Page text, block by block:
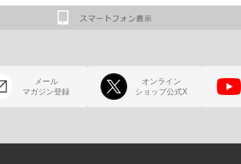
メール
マガジン登録
オンライン
ショップ公式X